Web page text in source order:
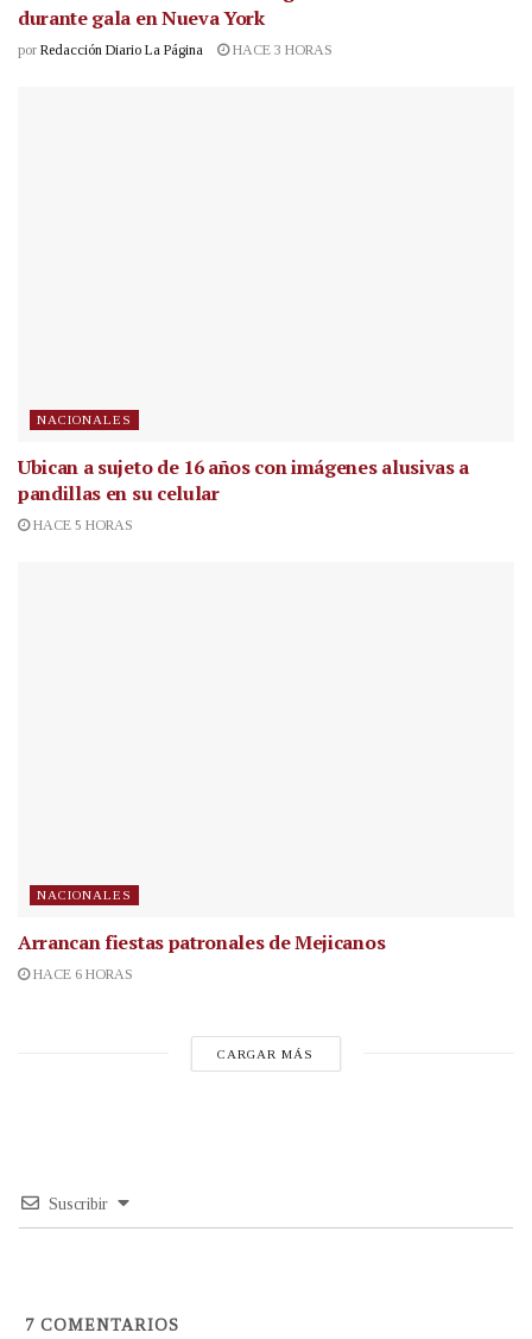
durante gala en Nueva York
por Redacción Diario La Página HACE 3 HORAS
NACIONALES
Ubican a sujeto de 16 años con imágenes alusivas a
pandillas en su celular
HACE 5 HORAS
NACIONALES
Arrancan fiestas patronales de Mejicanos
HACE 6 HORAS
CARGAR MÁS
Suscribir
7 COMENTARIOS